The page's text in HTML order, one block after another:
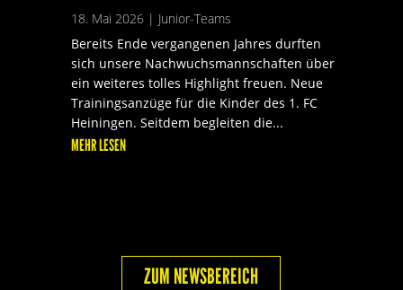
18. Mai 2026| Junior-Teams
Bereits Ende vergangenen Jahres durften
sich unsere Nachwuchsmannschaften über
ein weiteres tolles Highlight freuen. Neue
Trainingsanzüge für die Kinder des 1. FC
Heiningen. Seitdem begleiten die...
MEHR LESEN
ZUM NEWSBEREICH